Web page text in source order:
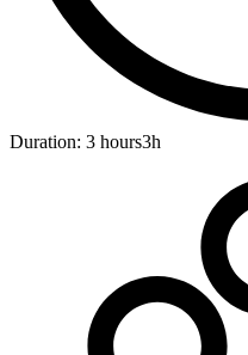
Duration: 3 hours3h